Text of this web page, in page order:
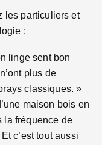
les particuliers et
:
linge sent bon
plus de
classiques. »
maison bois en
la fréquence de
c’est tout aussi